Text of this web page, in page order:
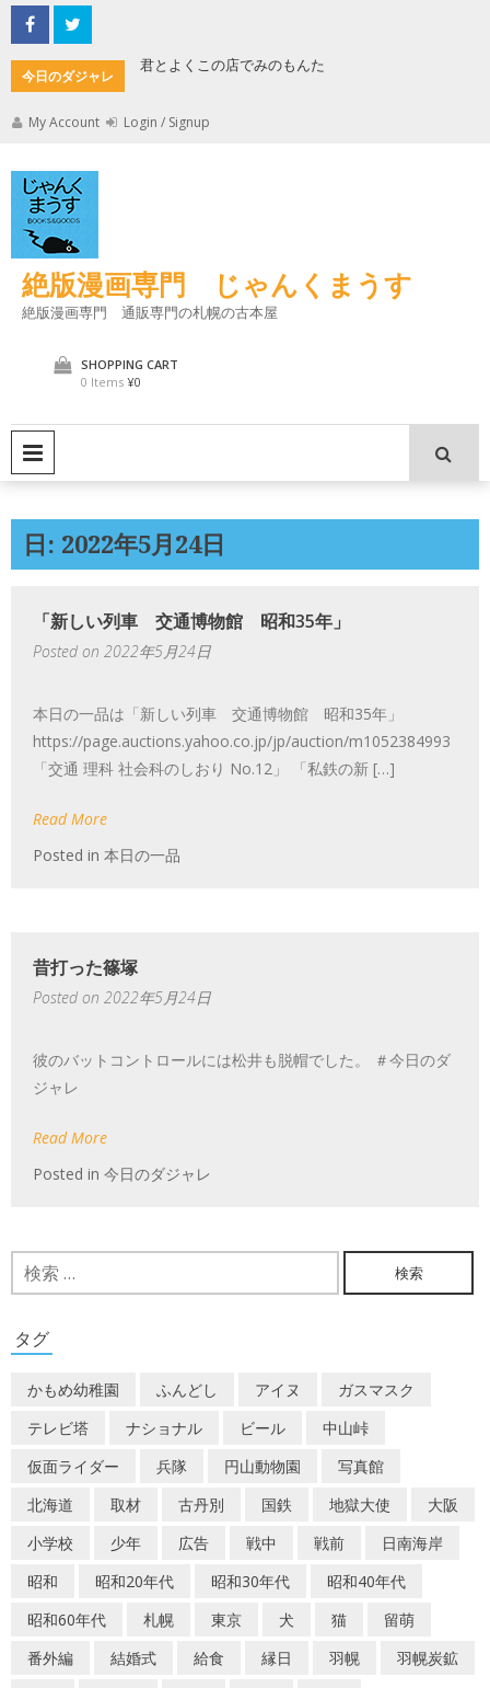
Skip
to
content
今日のダジャレ
君とよくこの店でみのもんた
My Account Login / Signup
絶版漫画専門 じゃんくまうす
絶版漫画専門 通販専門の札幌の古本屋
SHOPPING CART
0 Items ¥0
日: 2022年5月24日
「新しい列車 交通博物館 昭和35年」
Posted on 2022年5月24日
本日の一品は「新しい列車 交通博物館 昭和35年」
https://page.auctions.yahoo.co.jp/jp/auction/m1052384993
「交通 理科 社会科のしおり No.12」 「私鉄の新 […]
Read More
Posted in 本日の一品
昔打った篠塚
Posted on 2022年5月24日
彼のバットコントロールには松井も脱帽でした。 ＃今日のダ
ジャレ
Read More
Posted in 今日のダジャレ
検
索:
タグ
かもめ幼稚園 ふんどし アイヌ
ガスマスク
テレビ塔
ナショナル ビール
中山峠
仮面ライダー
兵隊 円山動物園
写真館
北海道
取材 古丹別 国鉄 地獄大使
大阪
小学校
少年 広告 戦中 戦前
日南海岸
昭和
昭和20年代 昭和30年代
昭和40年代
昭和60年代
札幌 東京 犬 猫
留萌
番外編
結婚式 給食 縁日 羽幌
羽幌炭鉱